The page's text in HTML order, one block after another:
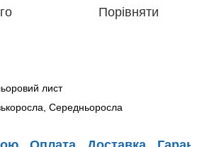
Порівняти
лист
Середньоросла